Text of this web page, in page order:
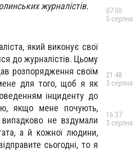
журналістів.
який виконує свої
до журналістів. Цьому
розпорядження своїм
для того, щоб я як
інциденту до
якщо мене почують,
випадково не вздумали
а й кожної людини,
сьогодні, то я
07:00
5 серпня
21:48
3 серпня
16:37
3 серпня